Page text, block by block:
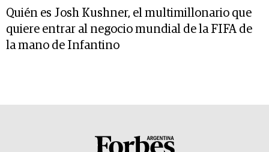
Quién es Josh Kushner, el multimillonario que
quiere entrar al negocio mundial de la FIFA de
la mano de Infantino